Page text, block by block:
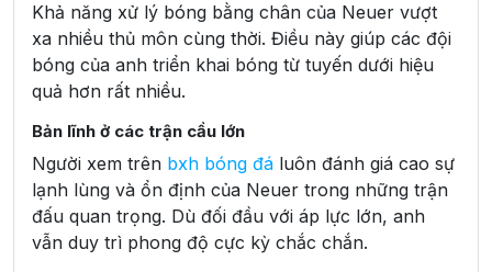
Khả năng xử lý bóng bằng chân của Neuer vượt
xa nhiều thủ môn cùng thời. Điều này giúp các đội
bóng của anh triển khai bóng từ tuyến dưới hiệu
quả hơn rất nhiều.
Bản lĩnh ở các trận cầu lớn
Người xem trên bxh bóng đá luôn đánh giá cao sự
lạnh lùng và ổn định của Neuer trong những trận
đấu quan trọng. Dù đối đầu với áp lực lớn, anh
vẫn duy trì phong độ cực kỳ chắc chắn.